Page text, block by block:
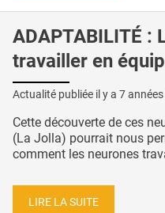
ADAPTABILITÉ :
travailler en
Actualité publiée il y a 7
Cette découverte de ces
(La Jolla) pourrait nous
comment les neurones
LIRE LA SUITE